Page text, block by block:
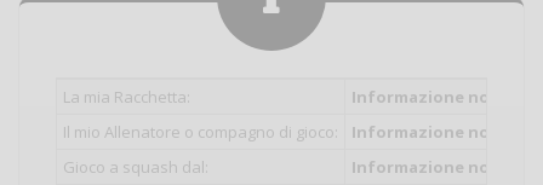
La mia Racchetta:
Informazione non
Il mio Allenatore o compagno di gioco:
Informazione non
Gioco a squash dal:
Informazione non